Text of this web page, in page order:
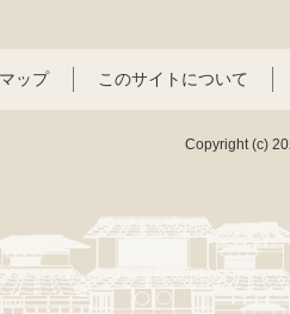
ップ このサイトについて
Copyright (c)